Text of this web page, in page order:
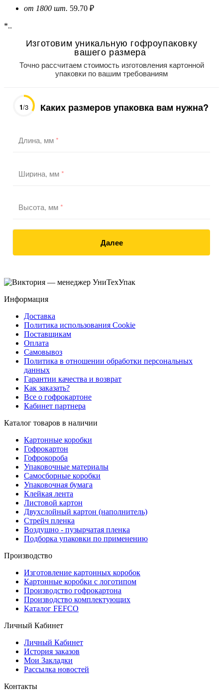
от 1800 шт. 59.70 ₽
*..
Изготовим уникальную гофроупаковку
вашего размера
Точно рассчитаем стоимость изготовления картонной
упаковки по вашим требованиям
1/3 Каких размеров упаковка вам нужна?
Длина, мм*
Ширина, мм*
Высота, мм*
Далее
Информация
Доставка
Политика использования Cookie
Поставщикам
Оплата
Самовывоз
Политика в отношении обработки персональных
данных
Гарантии качества и возврат
Как заказать?
Все о гофрокартоне
Кабинет партнера
Каталог товаров в наличии
Картонные коробки
Гофрокартон
Гофрокороба
Упаковочные материалы
Самосборные коробки
Упаковочная бумага
Клейкая лента
Листовой картон
Двухслойный картон (наполнитель)
Стрейч пленка
Воздушно - пузырчатая пленка
Подборка упаковки по применению
Производство
Изготовление картонных коробок
Картонные коробки с логотипом
Производство гофрокартона
Производство комплектующих
Каталог FEFCO
Личный Кабинет
Личный Кабинет
История заказов
Мои Закладки
Рассылка новостей
Контакты